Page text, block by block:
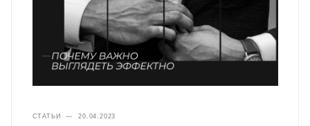
СТАТЬИ — 20.04.2023